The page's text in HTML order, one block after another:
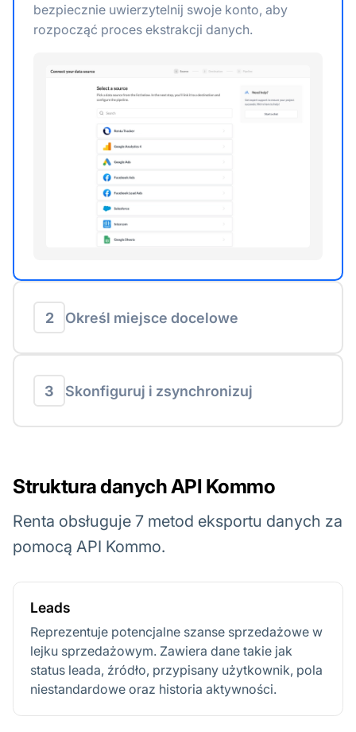
bezpiecznie uwierzytelnij swoje konto, aby
rozpocząć proces ekstrakcji danych.
2 Określ miejsce docelowe
3 Skonfiguruj i zsynchronizuj
Struktura danych API Kommo
Renta obsługuje 7 metod eksportu danych za
pomocą API Kommo.
Leads
Reprezentuje potencjalne szanse sprzedażowe w
lejku sprzedażowym. Zawiera dane takie jak
status leada, źródło, przypisany użytkownik, pola
niestandardowe oraz historia aktywności.